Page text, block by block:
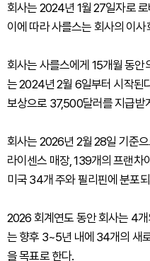
회사는 2024년 1월 27일자로
이에 따라 사를스는 회사의 이
회사는 사를스에게 15개월 동안
는 2024년 2월 6일부터 시작된
보상으로 37,500달러를 지급받
회사는 2026년 2월 28일 기준으
라이센스 매장, 139개의 프랜차
미국 34개 주와 필리핀에 분포
2026 회계연도 동안 회사는 4개
는 향후 3~5년 내에 34개의 새
을 목표로 한다.